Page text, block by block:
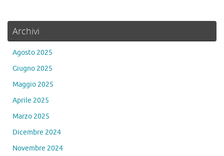
Archivi
Agosto 2025
Giugno 2025
Maggio 2025
Aprile 2025
Marzo 2025
Dicembre 2024
Novembre 2024